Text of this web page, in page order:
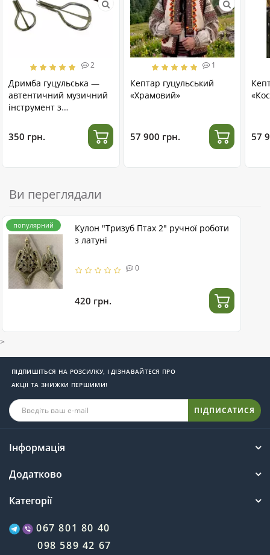
2
Дримба гуцульська —
автентичний музичний
інструмент з
350 грн.
1
Кептар гуцульський
«Храмовий»
57 900 грн. 57
Ви переглядали
популярний
Кулон "Тризуб Птах 2" ручної роботи
з латуні
0
420 грн.
>
ПІДПИШІТЬСЯ НА РОЗСИЛКУ, І ДІЗНАВАЙТЕСЯ ПРО
АКЦІЇ ТА ЗНИЖКИ ПЕРШИМИ!
ПІДПИСАТИСЯ
Інформація
Додатково
Категорії
067 801 80 40
098 589 42 67